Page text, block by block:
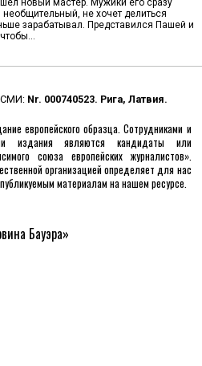
новый мастер. Мужики его сразу
не хочет делиться
зарабатывал. Представился Пашей и
СМИ: Nr. 000740523. Рига, Латвия.
европейского образца. Сотрудниками и
издания являются кандидаты или
союза европейских журналистов».
организацией определяет для нас
материалам на нашем ресурсе.
Бауэра»